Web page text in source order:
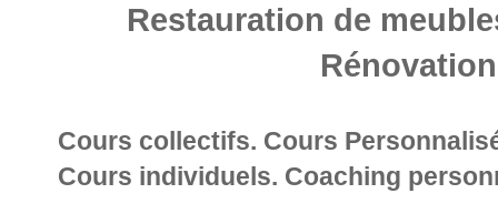
Restauration de
Cours collectifs. Cours
Cours individuels. Coaching